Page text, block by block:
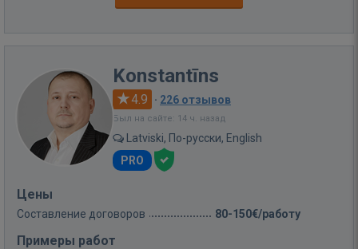
Konstantīns
4.9 · 226 отзывов
Был на сайте: 14 ч. назад
Latviski, По-русски, English
PRO
Цены
Составление договоров 80-150€/работу
Примеры работ